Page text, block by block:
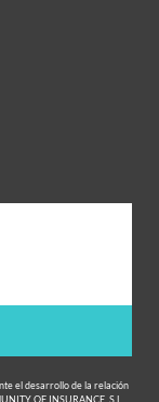
el desarrollo de la relación